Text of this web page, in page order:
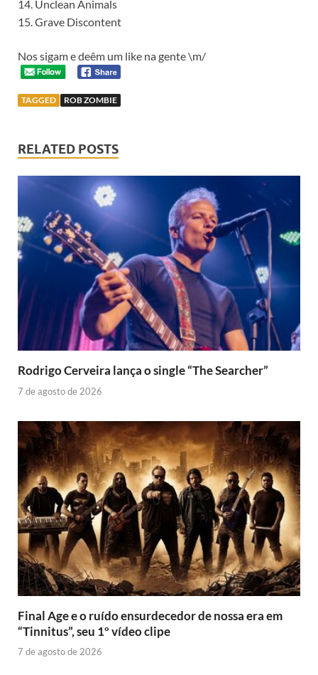
14. Unclean Animals
15. Grave Discontent
Nos sigam e deêm um like na gente \m/
TAGGED ROB ZOMBIE
RELATED POSTS
Rodrigo Cerveira lança o single “The Searcher”
7 de agosto de 2026
Final Age e o ruído ensurdecedor de nossa era em
“Tinnitus”, seu 1º vídeo clipe
7 de agosto de 2026